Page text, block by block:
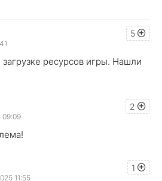
5
ресурсов игры. Нашли
2
09:09
1
11:55